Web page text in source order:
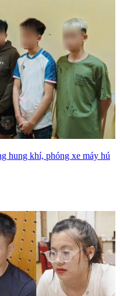
hung khí, phóng xe máy hú